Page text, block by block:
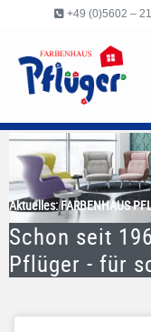
+49 (0)5602 –
Aktuelles: FARBENHAUS
Schon seit
Pflüger - für